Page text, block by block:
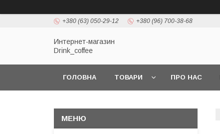
+380 (63) 050-29-12 +380 (96) 700-38-68
Интернет-магазин
Drink_coffee
ГОЛОВНА ТОВАРИ ПРО НАС